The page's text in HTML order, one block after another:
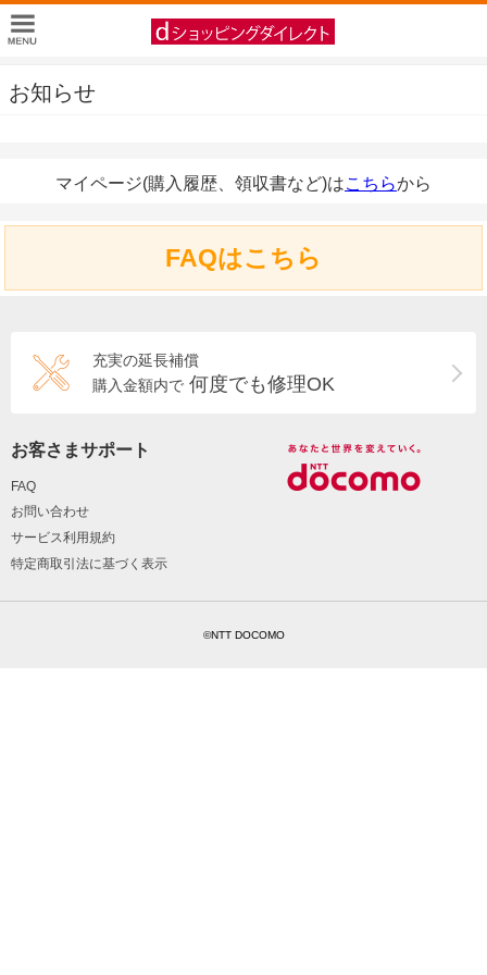
お知らせ
マイページ(購入履歴、領収書など)はこちらから
FAQはこちら
充実の延長補償
購入金額内で 何度でも修理OK
お客さまサポート
FAQ
お問い合わせ
サービス利用規約
特定商取引法に基づく表示
©NTT DOCOMO